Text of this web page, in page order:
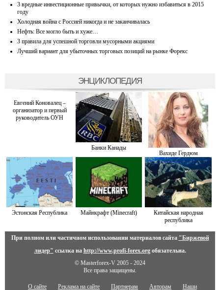
3 вредные инвестиционные привычки, от которых нужно избавиться в 2015
году
Холодная война с Россией никогда и не заканчивалась
Нефть: Все могло быть и хуже…
3 правила для успешной торговли мусорными акциями
Лучший вариант для убыточных торговых позиций на рынке Форекс
ЭНЦИКЛОПЕДИЯ
Евгений Коновалец –
организатор и первый
руководитель ОУН
Банки Канады
Вахиде Гердюм
Эстонская Республика Майнкрафт (Minecraft)
Китайская народная
республика
При полном или частичном использовании материалов сайта "Биржевой
лидер" ссылка на http://www.profi-forex.orgобязательна.
© Masterforex-V 2005 - 2024
Все права защищены.
О сайте Реклама на сайте Партнерам Авторам Наши